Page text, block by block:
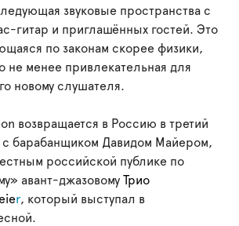
звуковые пространства с
гитар и приглашённых гостей. Это
по законам скорее физики,
не менее привлекательная для
новому слушателя.
возвращается в Россию в третий
с барабанщиком Давидом Майером,
российской публике по
авант-джазовому Трио
r, который выступал в